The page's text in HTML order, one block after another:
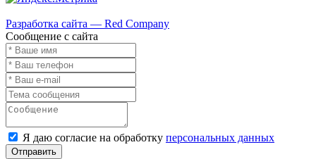
Разработка сайта — Red Company
Сообщение с сайта
Я даю согласие на обработку персональных данных
Отправить